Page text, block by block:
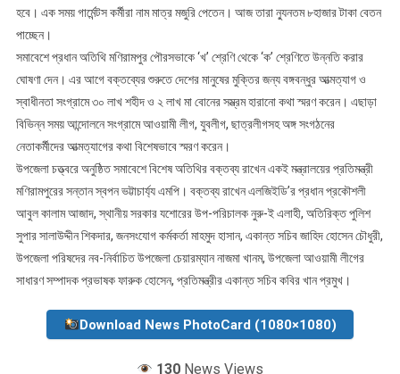
হবে। এক সময় গার্মেন্টস কর্মীরা নাম মাত্র মজুরি পেতেন। আজ তারা ন্যুনতম ৮হাজার টাকা বেতন
পাচ্ছেন।
সমাবেশে প্রধান অতিথি মণিরামপুর পৌরসভাকে ‘খ’ শ্রেণি থেকে ‘ক’ শ্রেণিতে উন্নতি করার
ঘোষণা দেন। এর আগে বক্তব্যের শুরুতে দেশের মানুষের মুক্তির জন্য বঙ্গবন্ধুর আত্মত্যাগ ও
স্বাধীনতা সংগ্রামে ৩০ লাখ শহীদ ও ২ লাখ মা বোনের সম্ভ্রম হারানো কথা স্মরণ করেন। এছাড়া
বিভিন্ন সময় আন্দোলনে সংগ্রামে আওয়ামী লীগ, যুবলীগ, ছাত্রলীগসহ অঙ্গ সংগঠনের
নেতাকর্মীদের আত্মত্যাগের কথা বিশেষভাবে স্মরণ করেন।
উপজেলা চত্ত্বরে অনুষ্ঠিত সমাবেশে বিশেষ অতিথির বক্তব্য রাখেন একই মন্ত্রালয়ের প্রতিমন্ত্রী
মণিরামপুরের সন্তান স্বপন ভট্টাচার্য্য এমপি। বক্তব্য রাখেন এলজিইডি’র প্রধান প্রকৌশলী
আবুল কালাম আজাদ, স্থানীয় সরকার যশোরের উপ-পরিচালক নুরু-ই এলাহী, অতিরিক্ত পুলিশ
সুপার সালাউদ্দীন শিকদার, জনসংযোগ কর্মকর্তা মাহমুদ হাসান, একান্ত সচিব জাহিদ হোসেন চৌধুরী,
উপজেলা পরিষদের নব-নির্বাচিত উপজেলা চেয়ারম্যান নাজমা খানম, উপজেলা আওয়ামী লীগের
সাধারণ সম্পাদক প্রভাষক ফারুক হোসেন, প্রতিমন্ত্রীর একান্ত সচিব কবির খান প্রমুখ।
Download News PhotoCard (1080×1080)
130 News Views